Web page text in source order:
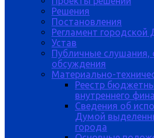
Решения
Постановления
Регламент
Устав
Публичные слушания,
обсуждения
Материально-
Реестр
внутреннего
Сведения об
Думой
города